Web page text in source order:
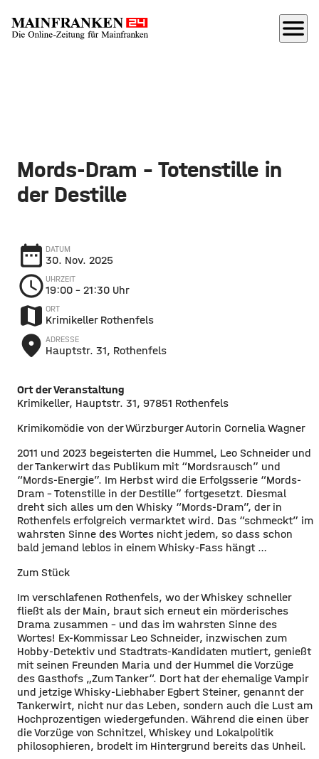
menu
Mords-Dram - Totenstille in
der Destille
date_range DATUM
30. Nov. 2025
schedule UHRZEIT
19:00 – 21:30 Uhr
map ORT
Krimikeller Rothenfels
place ADRESSE
Hauptstr. 31, Rothenfels
Ort der Veranstaltung
Krimikeller, Hauptstr. 31, 97851 Rothenfels
Krimikomödie von der Würzburger Autorin Cornelia Wagner
2011 und 2023 begeisterten die Hummel, Leo Schneider und
der Tankerwirt das Publikum mit “Mordsrausch” und
“Mords-Energie”. Im Herbst wird die Erfolgsserie “Mords-
Dram – Totenstille in der Destille” fortgesetzt. Diesmal
dreht sich alles um den Whisky “Mords-Dram”, der in
Rothenfels erfolgreich vermarktet wird. Das “schmeckt” im
wahrsten Sinne des Wortes nicht jedem, so dass schon
bald jemand leblos in einem Whisky-Fass hängt …
Zum Stück
Im verschlafenen Rothenfels, wo der Whiskey schneller
fließt als der Main, braut sich erneut ein mörderisches
Drama zusammen – und das im wahrsten Sinne des
Wortes! Ex-Kommissar Leo Schneider, inzwischen zum
Hobby-Detektiv und Stadtrats-Kandidaten mutiert, genießt
mit seinen Freunden Maria und der Hummel die Vorzüge
des Gasthofs „Zum Tanker“. Dort hat der ehemalige Vampir
und jetzige Whisky-Liebhaber Egbert Steiner, genannt der
Tankerwirt, nicht nur das Leben, sondern auch die Lust am
Hochprozentigen wiedergefunden. Während die einen über
die Vorzüge von Schnitzel, Whiskey und Lokalpolitik
philosophieren, brodelt im Hintergrund bereits das Unheil.